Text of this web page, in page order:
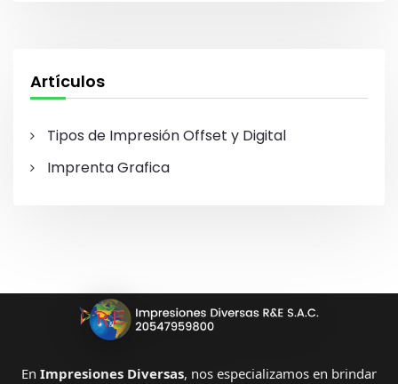
Artículos
Tipos de Impresión Offset y Digital
Imprenta Grafica
En Impresiones Diversas, nos especializamos en brindar